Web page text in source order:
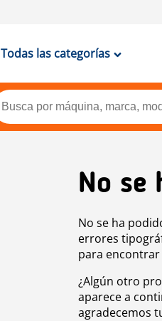
Todas las categorías
No se
No se ha
errores
para encontrar
¿Algún otro
aparece a
agradecemos